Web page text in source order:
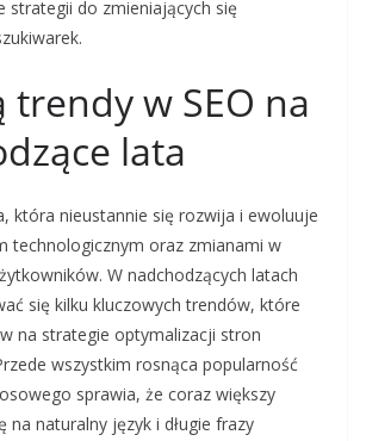
strategii do zmieniających się
trendy w SEO na
lata
która nieustannie się rozwija i ewoluuje
technologicznym oraz zmianami w
W nadchodzących latach
się kilku kluczowych trendów, które
na strategie optymalizacji stron
wszystkim rosnąca popularność
sprawia, że coraz większy
na naturalny język i długie frazy